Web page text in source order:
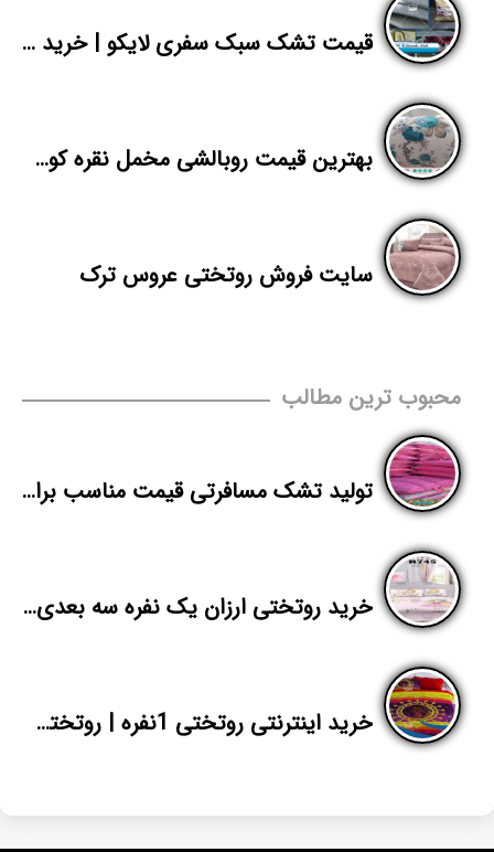
قیمت تشک سبک سفری لایکو | خرید اینترنتی تشک | پاندا
بهترین قیمت روبالشی مخمل نقره کوب برای صادرات
سایت فروش روتختی عروس ترک
محبوب ترین مطالب
تولید تشک مسافرتی قیمت مناسب برای تاجران شیراز
خرید روتختی ارزان یک نفره سه بعدی در اصفهان
خرید اینترنتی روتختی 1نفره | روتختی میکرو دیجیتال جدید | شرکت پاندا